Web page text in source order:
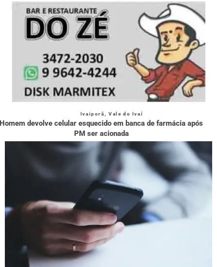
Ivaiporã Vale do Ivaí
Homem devolve celular esquecido em banca de farmácia após
PM ser acionada